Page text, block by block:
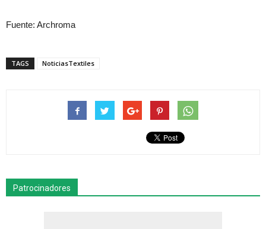
Fuente: Archroma
TAGS NoticiasTextiles
Patrocinadores